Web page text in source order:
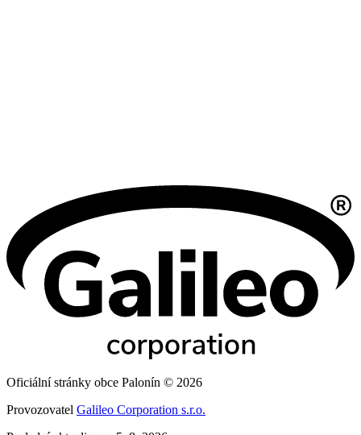
Oficiální stránky obce Palonín © 2026
Provozovatel Galileo Corporation s.r.o.